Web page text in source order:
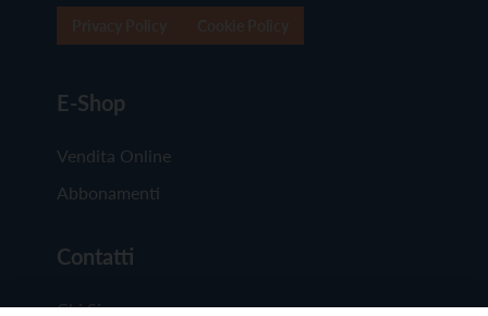
E-Shop
Vendita Online
Abbonamenti
Contatti
Chi Siamo